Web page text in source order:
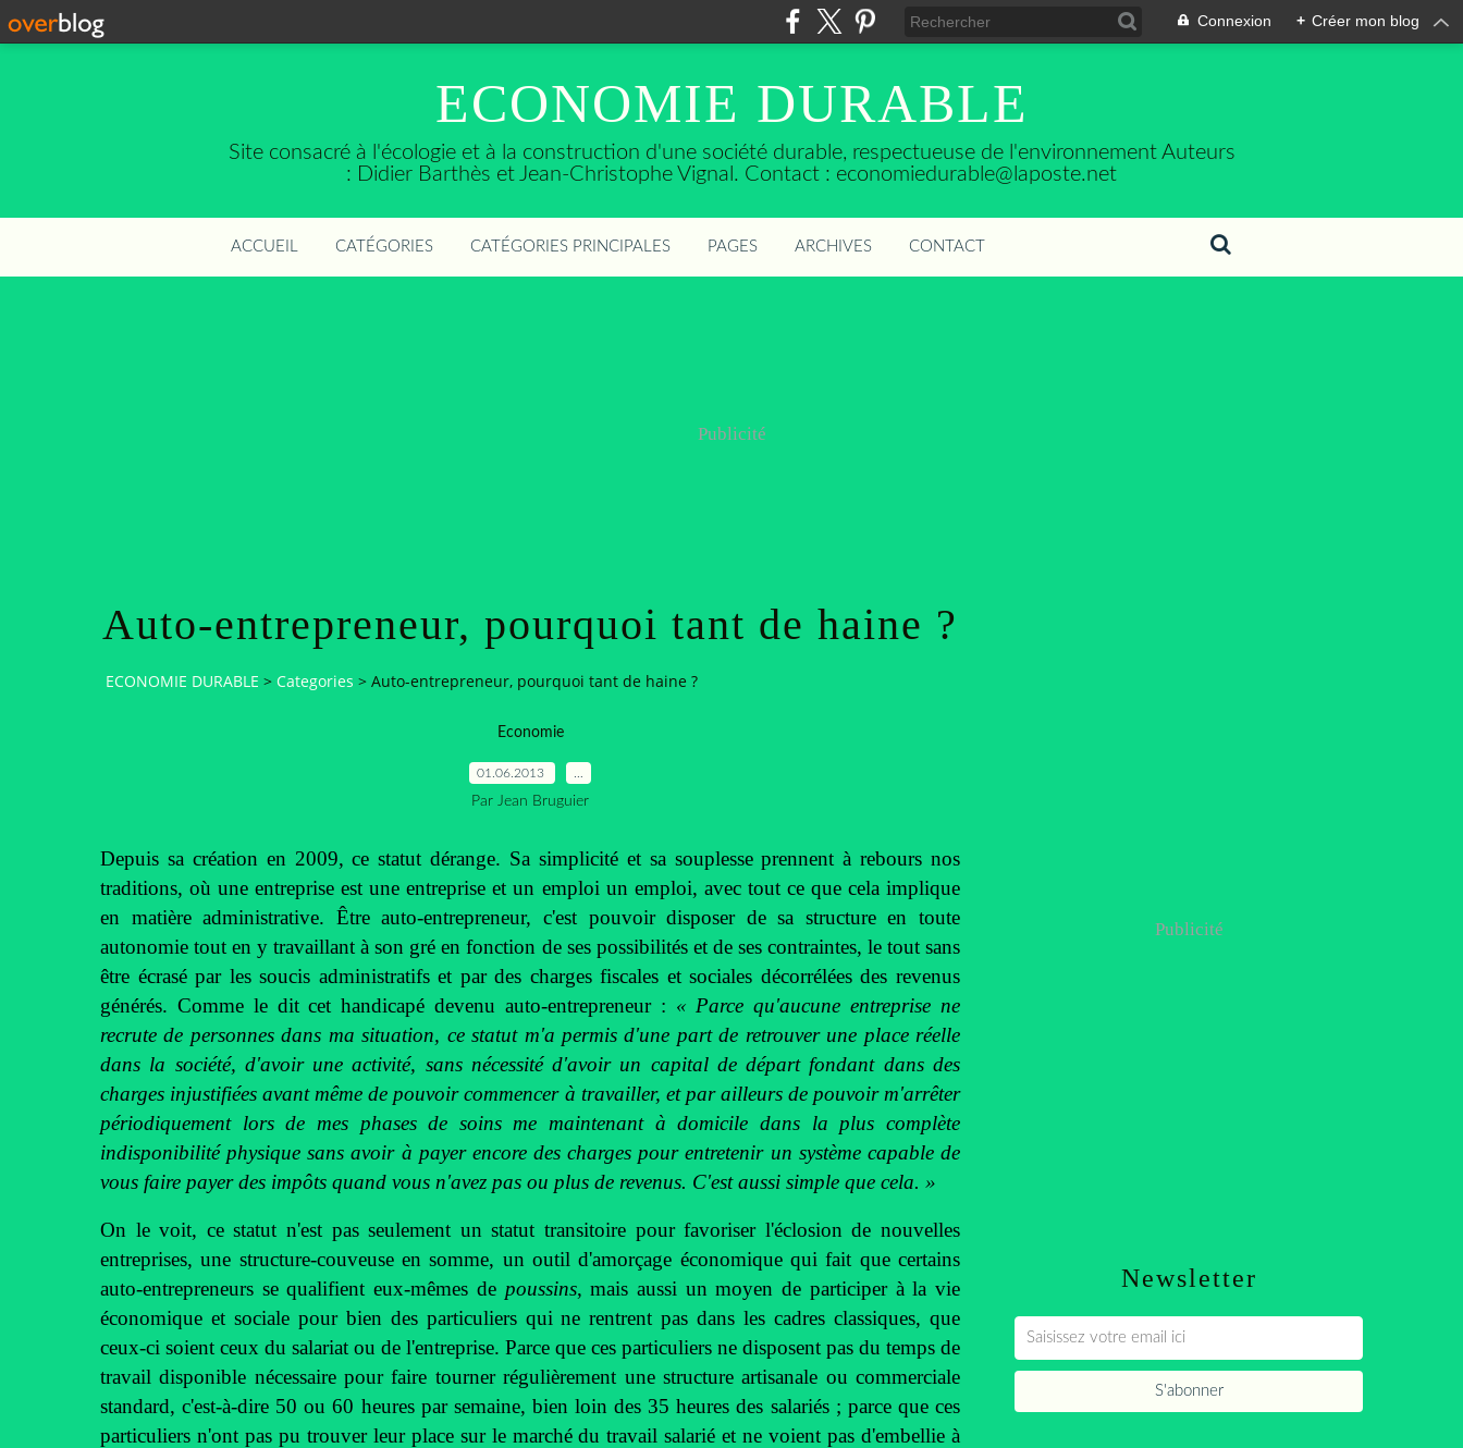
Connexion + Créer mon blog
ECONOMIE DURABLE
Site consacré à l'écologie et à la construction d'une société durable, respectueuse de l'environnement Auteurs
: Didier Barthès et Jean-Christophe Vignal. Contact : economiedurable@laposte.net
ACCUEIL CATÉGORIES CATÉGORIES PRINCIPALES PAGES ARCHIVES CONTACT
Publicité
Auto-entrepreneur, pourquoi tant de haine ?
ECONOMIE DURABLE > Categories > Auto-entrepreneur, pourquoi tant de haine ?
Economie
01.06.2013
Par Jean Bruguier
Depuis sa création en 2009, ce statut dérange. Sa simplicité et sa souplesse prennent à rebours nos
traditions, où une entreprise est une entreprise et un emploi un emploi, avec tout ce que cela implique
en matière administrative. Être auto-entrepreneur, c'est pouvoir disposer de sa structure en toute
autonomie tout en y travaillant à son gré en fonction de ses possibilités et de ses contraintes, le tout sans
être écrasé par les soucis administratifs et par des charges fiscales et sociales décorrélées des revenus
générés. Comme le dit cet handicapé devenu auto-entrepreneur : « Parce qu'aucune entreprise ne
recrute de personnes dans ma situation, ce statut m'a permis d'une part de retrouver une place réelle
dans la société, d'avoir une activité, sans nécessité d'avoir un capital de départ fondant dans des
charges injustifiées avant même de pouvoir commencer à travailler, et par ailleurs de pouvoir m'arrêter
périodiquement lors de mes phases de soins me maintenant à domicile dans la plus complète
indisponibilité physique sans avoir à payer encore des charges pour entretenir un système capable de
vous faire payer des impôts quand vous n'avez pas ou plus de revenus. C'est aussi simple que cela. »
On le voit, ce statut n'est pas seulement un statut transitoire pour favoriser l'éclosion de nouvelles
entreprises, une structure-couveuse en somme, un outil d'amorçage économique qui fait que certains
auto-entrepreneurs se qualifient eux-mêmes de poussins, mais aussi un moyen de participer à la vie
économique et sociale pour bien des particuliers qui ne rentrent pas dans les cadres classiques, que
ceux-ci soient ceux du salariat ou de l'entreprise. Parce que ces particuliers ne disposent pas du temps de
travail disponible nécessaire pour faire tourner régulièrement une structure artisanale ou commerciale
standard, c'est-à-dire 50 ou 60 heures par semaine, bien loin des 35 heures des salariés ; parce que ces
particuliers n'ont pas pu trouver leur place sur le marché du travail salarié et ne voient pas d'embellie à
Newsletter
Publicité